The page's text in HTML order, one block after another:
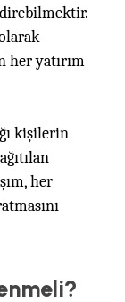
her yatırım
kişilerin
her